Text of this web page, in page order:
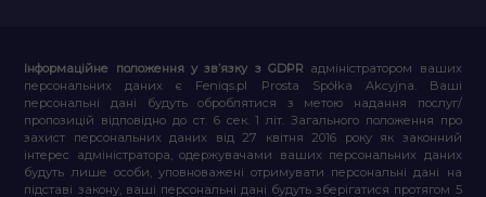
Інформаційне положення у зв’язку з GDPR адміністратором ваших
персональних даних є Feniqs.pl Prosta Spółka Akcyjna. Ваші
персональні дані будуть оброблятися з метою надання послуг/
пропозицій відповідно до ст. 6 сек. 1 літ. Загального положення про
захист персональних даних від 27 квітня 2016 року як законний
інтерес адміністратора, одержувачами ваших персональних даних
будуть лише особи, уповноважені отримувати персональні дані на
підставі закону, ваші персональні дані будуть зберігатися протягом 5